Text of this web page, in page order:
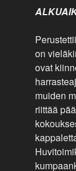
on
ovat
muiden
riittää